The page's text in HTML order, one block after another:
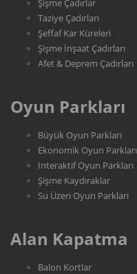
Taziye Çadırları
Şeffaf Kar Küreleri
Şişme İnşaat Çadırları
Afet & Deprem Çadırları
Oyun Parkları
Büyük Oyun Parkları
Ekonomik Oyun Parkları
Interaktif Oyun Parkları
Şişme Kaydıraklar
Su Üzeri Oyun Parkları
Alan Kapatma
Balon Kortlar